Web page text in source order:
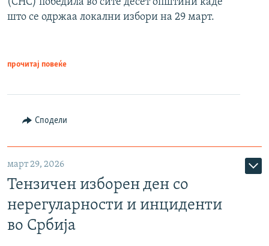
што се одржаа локални избори на 29 март.
прочитај повеќе
Сподели
март 29, 2026
Тензичен изборен ден со
нерегуларности и инциденти
во Србија